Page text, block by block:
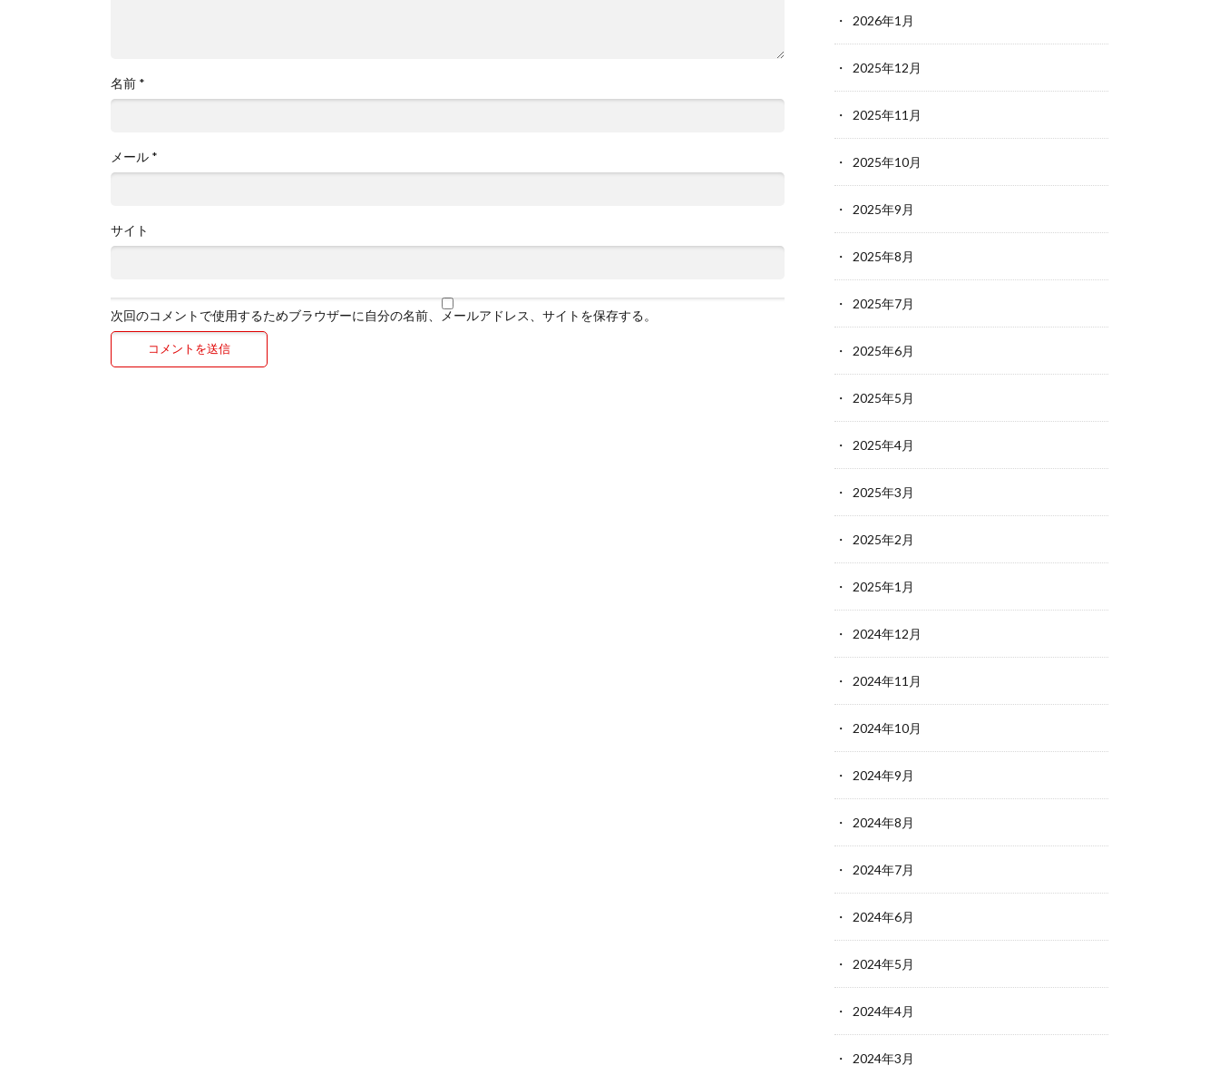
名前 *
メール *
サイト
次回のコメントで使用するためブラウザーに自分の名前、メールアドレス、サイトを保存する。
2026年1月
2025年12月
2025年11月
2025年10月
2025年9月
2025年8月
2025年7月
2025年6月
2025年5月
2025年4月
2025年3月
2025年2月
2025年1月
2024年12月
2024年11月
2024年10月
2024年9月
2024年8月
2024年7月
2024年6月
2024年5月
2024年4月
2024年3月